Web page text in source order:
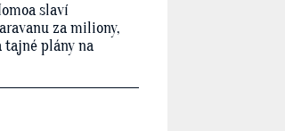
slaví
za miliony,
tajné plány na